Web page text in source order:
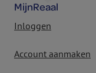
MijnReaal
Inloggen
Account aanmaken